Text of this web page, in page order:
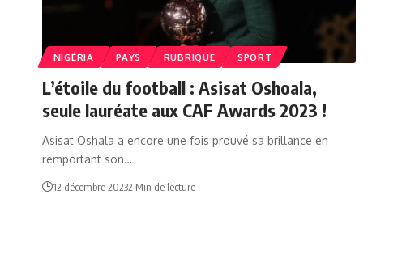
NIGÉRIA PAYS RUBRIQUE SPORT
L’étoile du football : Asisat Oshoala,
seule lauréate aux CAF Awards 2023 !
Asisat Oshala a encore une fois prouvé sa brillance en
remportant son…
12 décembre 20232 Min de lecture